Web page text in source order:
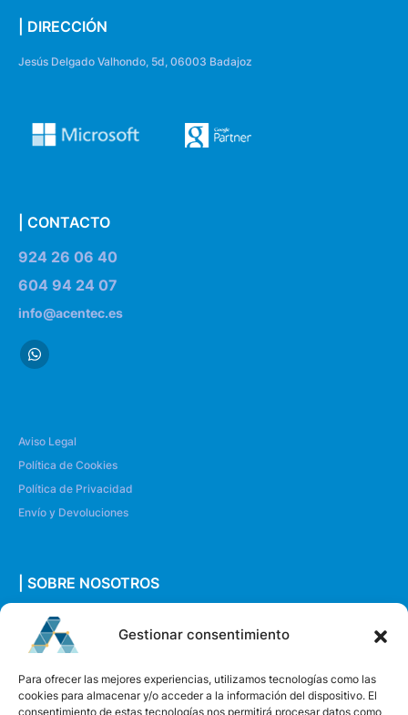
Gestionar consentimiento
Para ofrecer las mejores experiencias, utilizamos tecnologías como las
cookies para almacenar y/o acceder a la información del dispositivo. El
consentimiento de estas tecnologías nos permitirá procesar datos como
| DIRECCIÓN
Jesús Delgado Valhondo, 5d, 06003 Badajoz
| CONTACTO
924 26 06 40
604 94 24 07
info@acentec.es
Aviso Legal
Política de Cookies
Política de Privacidad
Envío y Devoluciones
| SOBRE NOSOTROS
Quiénes somos
Envíanos un mensaje